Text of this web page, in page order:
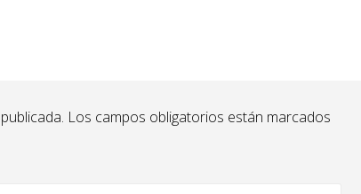
Los campos obligatorios están marcados